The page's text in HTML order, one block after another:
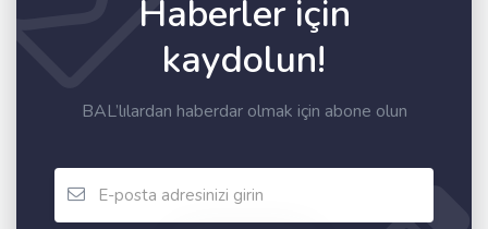
Haberler için
kaydolun!
BAL’lılardan haberdar olmak için abone olun